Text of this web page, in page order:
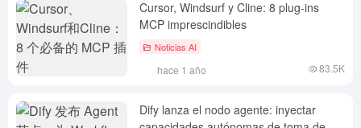
Cursor, Windsurf y Cline: 8 plug-ins
MCP imprescindibles
Noticias AI
hace 1 año 83.5K
Dify lanza el nodo agente: inyectar